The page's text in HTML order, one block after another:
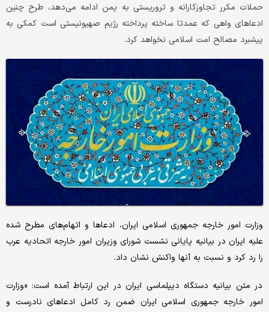
حملات مکرر تجاوزکارانه و تروریستی به یمن ادامه می‌دهد، طرح چنین
ادعاهای واهی که عمدتا ساخته پرداخته رژیم صهیونیستی است کمکی به
پیشبرد مصالح امت اسلامی نخواهد کرد.
وزارت امور خارجه جمهوری اسلامی ایران، ادعاها و اتهام‌های مطرح شده
علیه ایران در بیانیه پایانی نشست شورای وزیران امور خارجه اتحادیه عرب
را رد کرد و نسبت به آنها واکنش نشان داد.
در متن بیانیه دستگاه دیپلماسی ایران در این ارتباط آمده است: «وزارت
امور خارجه جمهوری اسلامی ایران ضمن رد کامل ادعاهای نادرست و